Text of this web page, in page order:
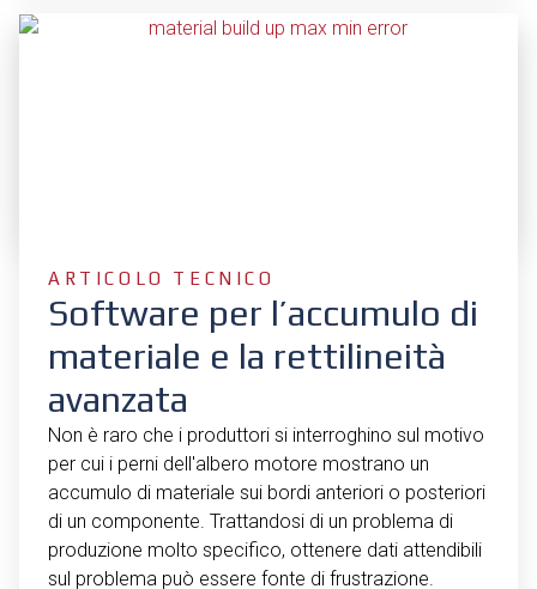
ARTICOLO TECNICO
Software per l’accumulo di
materiale e la rettilineità
avanzata
Non è raro che i produttori si interroghino sul motivo
per cui i perni dell'albero motore mostrano un
accumulo di materiale sui bordi anteriori o posteriori
di un componente. Trattandosi di un problema di
produzione molto specifico, ottenere dati attendibili
sul problema può essere fonte di frustrazione.